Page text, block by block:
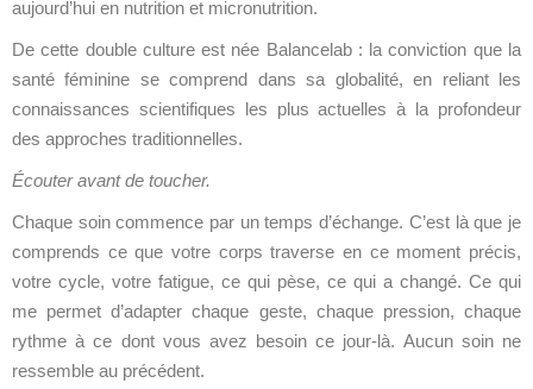
aujourd’hui en nutrition et micronutrition.
De cette double culture est née Balancelab : la conviction que la
santé féminine se comprend dans sa globalité, en reliant les
connaissances scientifiques les plus actuelles à la profondeur
des approches traditionnelles.
Écouter avant de toucher.
Chaque soin commence par un temps d’échange. C’est là que je
comprends ce que votre corps traverse en ce moment précis,
votre cycle, votre fatigue, ce qui pèse, ce qui a changé. Ce qui
me permet d’adapter chaque geste, chaque pression, chaque
rythme à ce dont vous avez besoin ce jour-là. Aucun soin ne
ressemble au précédent.